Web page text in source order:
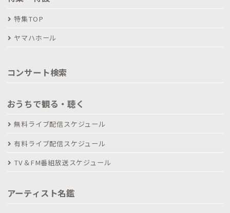
特集TOP
ヤマハホール
コンサート検索
おうちで観る・聴く
無料ライブ配信スケジュール
有料ライブ配信スケジュール
TV＆FM番組放送スケジュール
アーティスト名鑑